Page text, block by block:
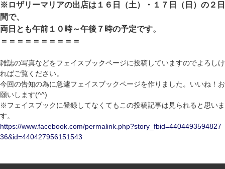
※ロザリーマリアの出店は１６日（土）・１７日（日）の２日
間で、
両日とも午前１０時～午後７時の予定です。
＝＝＝＝＝＝＝＝＝＝
雑誌の写真などをフェイスブックページに投稿していますのでよろしけ
ればご覧ください。
今回の告知の為に急遽フェイスブックページを作りました。いいね！お
願いします(^^)
※フェイスブックに登録してなくてもこの投稿記事は見られると思いま
す。
https://www.facebook.com/permalink.php?story_fbid=4404493594827
36&id=440427956151543